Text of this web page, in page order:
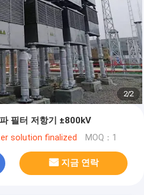
2/2
필터 저항기 ±800kV
solution finalized MOQ：1
지금 연락